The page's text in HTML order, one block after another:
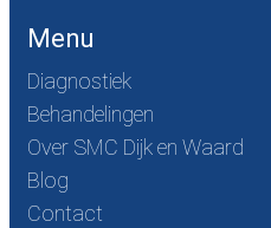
Menu
Diagnostiek
Behandelingen
Over SMC Dijk en Waard
Blog
Contact